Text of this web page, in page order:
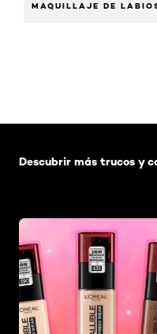
MAQUILLAJE DE
Descubrir más trucos y